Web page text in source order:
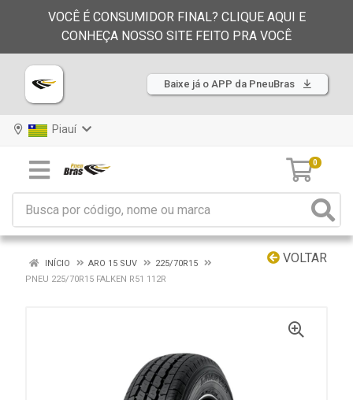
VOCÊ É CONSUMIDOR FINAL? CLIQUE AQUI E
CONHEÇA NOSSO SITE FEITO PRA VOCÊ
Baixe já o APP da PneuBras
Piauí
0
VOLTAR
INÍCIO ARO 15 SUV
225/70R15
PNEU 225/70R15 FALKEN R51 112R